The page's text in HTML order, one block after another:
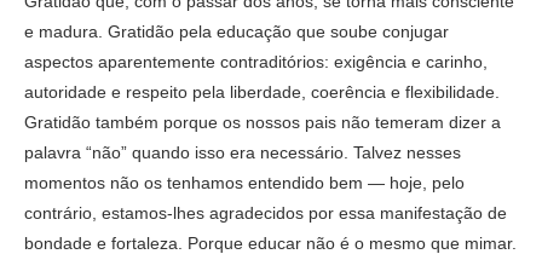
e madura. Gratidão pela educação que soube conjugar
aspectos aparentemente contraditórios: exigência e carinho,
autoridade e respeito pela liberdade, coerência e flexibilidade.
Gratidão também porque os nossos pais não temeram dizer a
palavra “não” quando isso era necessário. Talvez nesses
momentos não os tenhamos entendido bem — hoje, pelo
contrário, estamos-lhes agradecidos por essa manifestação de
bondade e fortaleza. Porque educar não é o mesmo que mimar.